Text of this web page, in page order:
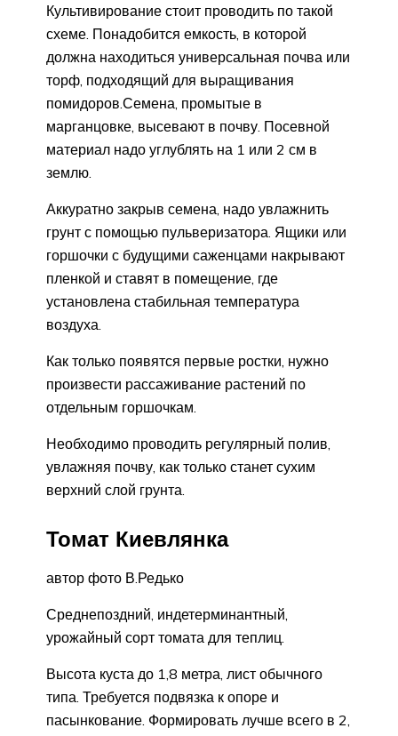
Культивирование стоит проводить по такой
схеме. Понадобится емкость, в которой
должна находиться универсальная почва или
торф, подходящий для выращивания
помидоров.Семена, промытые в
марганцовке, высевают в почву. Посевной
материал надо углублять на 1 или 2 см в
землю.
Аккуратно закрыв семена, надо увлажнить
грунт с помощью пульверизатора. Ящики или
горшочки с будущими саженцами накрывают
пленкой и ставят в помещение, где
установлена стабильная температура
воздуха.
Как только появятся первые ростки, нужно
произвести рассаживание растений по
отдельным горшочкам.
Необходимо проводить регулярный полив,
увлажняя почву, как только станет сухим
верхний слой грунта.
Томат Киевлянка
автор фото В.Редько
Среднепоздний, индетерминантный,
урожайный сорт томата для теплиц.
Высота куста до 1,8 метра, лист обычного
типа. Требуется подвязка к опоре и
пасынкование. Формировать лучше всего в 2,